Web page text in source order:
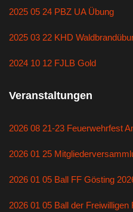
2025 05 24 PBZ UA Übung
2025 03 22 KHD
2024 10 12 FJLB Gold
Veranstaltungen
2026 08 21-23 Feuerwehrfest
2026 01 25
2026 01 05 Ball FF Gösting
2026 01 05 Ball der